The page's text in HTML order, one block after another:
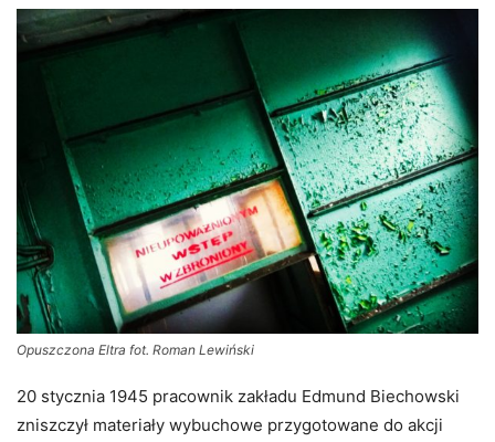
Opuszczona Eltra fot. Roman Lewiński
20 stycznia 1945 pracownik zakładu Edmund Biechowski
zniszczył materiały wybuchowe przygotowane do akcji